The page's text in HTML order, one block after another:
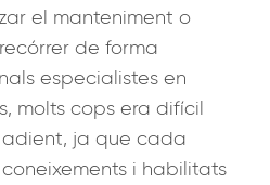
el manteniment o
de forma
especialistes en
molts cops era difícil
ja que cada
i habilitats